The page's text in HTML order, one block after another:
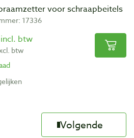
voor schraapbeitels
17336
btw
btw
Volgende